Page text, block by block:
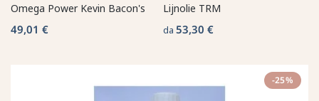
Omega Power Kevin Bacon's
49,01 €
Lijnolie TRM
da 53,30 €
-25%